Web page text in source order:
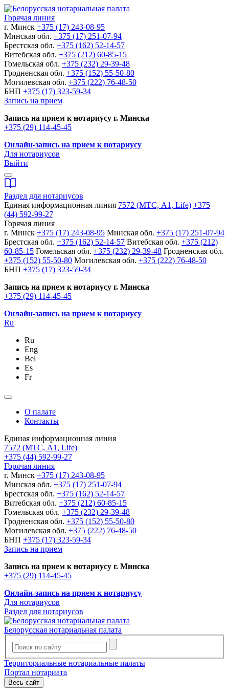
Горячая линия
г. Минск +375 (17) 243-08-95
Минская обл. +375 (17) 251-07-94
Брестская обл. +375 (162) 52-14-57
Витебская обл. +375 (212) 60-85-15
Гомельская обл. +375 (232) 29-39-48
Гродненская обл. +375 (152) 55-50-80
Могилевская обл. +375 (222) 76-48-50
БНП +375 (17) 323-59-34
Запись на прием
Запись на прием к нотариусу г. Минска
+375 (29) 114-45-45
Онлайн-запись на прием к нотариусу
Для нотариусов
Выйти
Раздел для нотариусов
Единая информационная линия 7572 (МТС, A1, Life) +375
(44) 592-99-27
Горячая линия
г. Минск +375 (17) 243-08-95 Минская обл. +375 (17) 251-07-94
Брестская обл. +375 (162) 52-14-57 Витебская обл. +375 (212)
60-85-15 Гомельская обл. +375 (232) 29-39-48 Гродненская обл.
+375 (152) 55-50-80 Могилевская обл. +375 (222) 76-48-50
БНП +375 (17) 323-59-34
Запись на прием к нотариусу г. Минска
+375 (29) 114-45-45
Онлайн-запись на прием к нотариусу
Ru
Ru
Eng
Bel
Es
Fr
О палате
Контакты
Единая информационная линия
7572 (МТС, A1, Life)
+375 (44) 592-99-27
Горячая линия
г. Минск +375 (17) 243-08-95
Минская обл. +375 (17) 251-07-94
Брестская обл. +375 (162) 52-14-57
Витебская обл. +375 (212) 60-85-15
Гомельская обл. +375 (232) 29-39-48
Гродненская обл. +375 (152) 55-50-80
Могилевская обл. +375 (222) 76-48-50
БНП +375 (17) 323-59-34
Запись на прием
Запись на прием к нотариусу г. Минска
+375 (29) 114-45-45
Онлайн-запись на прием к нотариусу
Для нотариусов
Раздел для нотариусов
Белорусская нотариальная палата
Территориальные нотариальные палаты
Портал нотариата
Весь сайт